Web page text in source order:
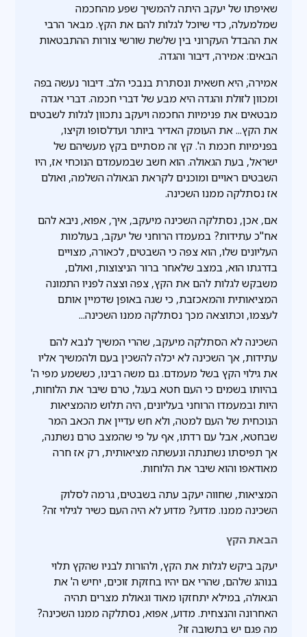
שאיפתו של יעקב היתה להמשיך שפע מהחכמה
שמלמעלה, כדי שיוכל לגלות להם את הקץ. מבאר הרבי
את ההבדל העקרוני בין שלשת שורשי צורות ההתבטאות
הבאים: אמירה, דיבור והגדה.
אמירה, היא חשאית ונסתרת בנבכי הלב. דיבור נעשה בפה
ומכוון לזולת והגדה היא מבע של דברי חכמה. דברי אגדה
מבטאים את פנימיות החכמה ויעקב נתכוון לגלות לשבטים
את הקץ... את העומק האדיר ביותר ועדלסופו וקיצו,
בפנימיות חכמת ה'. קץ זה מסתיים בקץ מעשיהם של
ישראל, בעת הגאולה. הוא חשב שבמעמדם הנוכחי אז, היו
השבטים ראויים ומוכנים לקראת הגאולה השלמה, ואולם
אז נסתלקה ממנו השכינה.
אם, אכן, נסתלקה השכינה מיעקב, איך, אפוא, ניבא להם
אח"כ עתידות? במעמדו הרוחני של יעקב, בעולמות
העליונים שלו, הוא צפה כי השבטים, לכאורה, מצויים
בדרגתו הוא, במצב שלאחר ברור הניצוצות, ואולם,
משבקש לגלות להם את הקץ, צפה וצצה לפניו התמונה
המציאותית והמאכזבת, כי שגה באופן שדמיין אותם
לעצמו, וכתוצאה מכך נסתלקה ממנו השכינה...
השכינה לא הסתלקה מיעקב, שהרי המשיך לנבא להם
עתידות, אך השכינה לא יכלה להשכין בעם ולהמשיך אליו
את גילוי הקץ בשל מעמדם. גם משה רבינו, כששמע מפי ה'
בהיותו בשמים כי העם חטא בעגל, טרם שיבר את הלוחות,
היות ובמעמדו הרוחני בעליונים, היה תלוש מהמציאות
הנוכחית של העם למטה, ולא חש עדיין את הכאב המר
שבחטא, אבל עם רדתו, אף על פי שהמצב טרם נשתנה,
אך תפיסתו נשתנתה ונעשתה מציאותית, רק אז חרה
מאודאפו והוא שיבר את הלוחות.
המציאות, שחווה יעקב עתה בשבטים, גרמה לסלוק
השכינה ממנו. מדוע? מדוע לא היה העם כשיר לגילוי זה?
הבאת הקץ
יעקב ביקש לגלות את הקץ, ולהורות לבניו שהקץ תלוי
בנוהג שלהם, שהרי אם יהיו בחזקת זוכים, יחיש ה' את
הגאולה, במילא יתחזקו מאוד וגאולת מצרים תהיה
האחרונה והנצחית. מדוע, אפוא, נסתלקה ממנו השכינה?
מה פגם יש בתשובה זו?